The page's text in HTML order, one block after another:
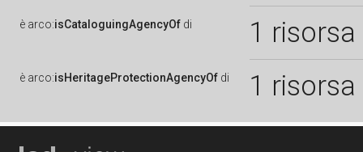
è arco:isCataloguingAgencyOf di 1 risorsa
è arco:isHeritageProtectionAgencyOf di 1 risorsa